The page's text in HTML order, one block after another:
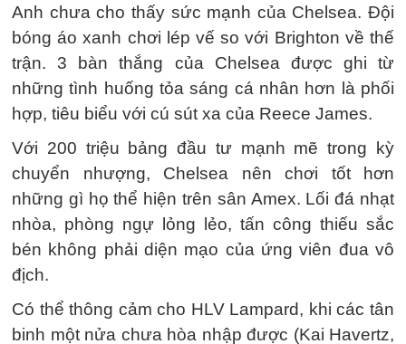
Anh chưa cho thấy sức mạnh của Chelsea. Đội
bóng áo xanh chơi lép vế so với Brighton về thế
trận. 3 bàn thắng của Chelsea được ghi từ
những tình huống tỏa sáng cá nhân hơn là phối
hợp, tiêu biểu với cú sút xa của Reece James.
Với 200 triệu bảng đầu tư mạnh mẽ trong kỳ
chuyển nhượng, Chelsea nên chơi tốt hơn
những gì họ thể hiện trên sân Amex. Lối đá nhạt
nhòa, phòng ngự lỏng lẻo, tấn công thiếu sắc
bén không phải diện mạo của ứng viên đua vô
địch.
Có thể thông cảm cho HLV Lampard, khi các tân
binh một nửa chưa hòa nhập được (Kai Havertz,